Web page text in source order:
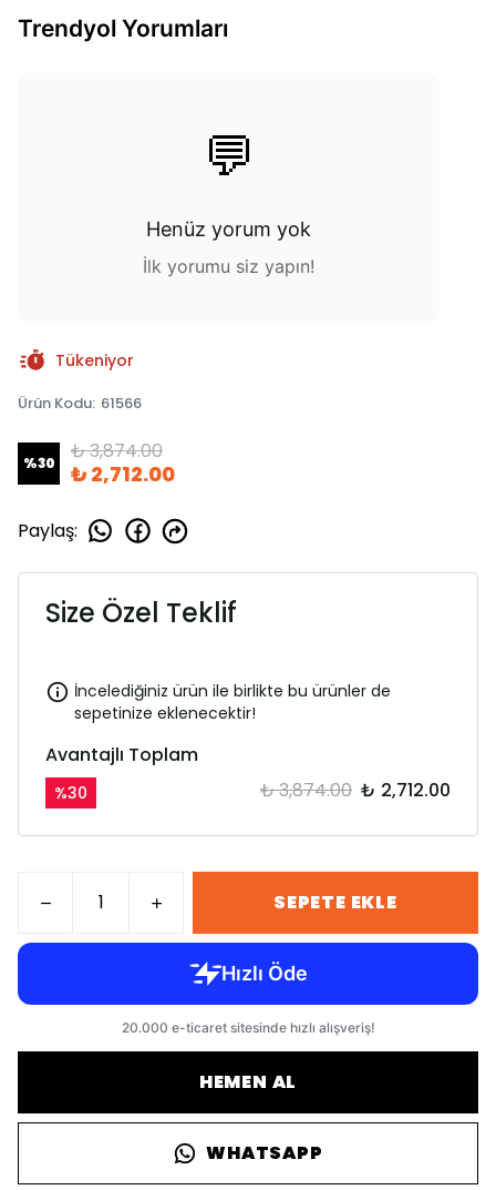
Trendyol Yorumları
💬
Henüz yorum yok
İlk yorumu siz yapın!
Tükeniyor
Ürün Kodu: 61566
%30 ₺ 3,874.00
₺ 2,712.00
Paylaş:
Size Özel Teklif
İncelediğiniz ürün ile birlikte bu ürünler de
sepetinize eklenecektir!
Avantajlı Toplam
%30 ₺ 3,874.00 ₺ 2,712.00
SEPETE EKLE
HEMEN AL
WHATSAPP